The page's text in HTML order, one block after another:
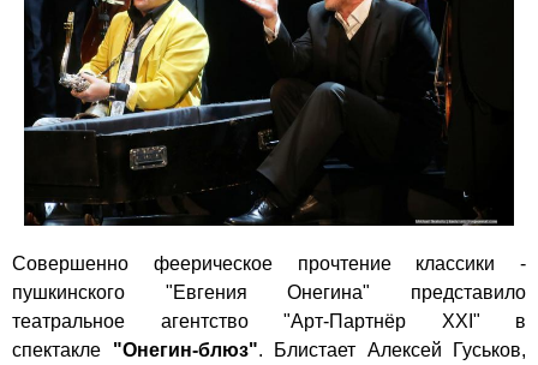
Совершенно феерическое прочтение классики -
пушкинского "Евгения Онегина" представило
театральное агентство "Арт-Партнёр XXI" в
спектакле "Онегин-блюз". Блистает Алексей Гуськов,